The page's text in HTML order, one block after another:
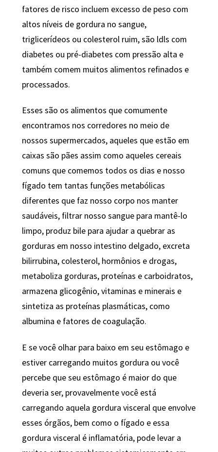
fatores de risco incluem excesso de peso com
altos níveis de gordura no sangue,
triglicerídeos ou colesterol ruim, são ldls com
diabetes ou pré-diabetes com pressão alta e
também comem muitos alimentos refinados e
processados.
Esses são os alimentos que comumente
encontramos nos corredores no meio de
nossos supermercados, aqueles que estão em
caixas são pães assim como aqueles cereais
comuns que comemos todos os dias e nosso
fígado tem tantas funções metabólicas
diferentes que faz nosso corpo nos manter
saudáveis, ​​filtrar nosso sangue para mantê-lo
limpo, produz bile para ajudar a quebrar as
gorduras em nosso intestino delgado, excreta
bilirrubina, colesterol, hormônios e drogas,
metaboliza gorduras, proteínas e carboidratos,
armazena glicogênio, vitaminas e minerais e
sintetiza as proteínas plasmáticas, como
albumina e fatores de coagulação.
E se você olhar para baixo em seu estômago e
estiver carregando muitos gordura ou você
percebe que seu estômago é maior do que
deveria ser, provavelmente você está
carregando aquela gordura visceral que envolve
esses órgãos, bem como o fígado e essa
gordura visceral é inflamatória, pode levar a